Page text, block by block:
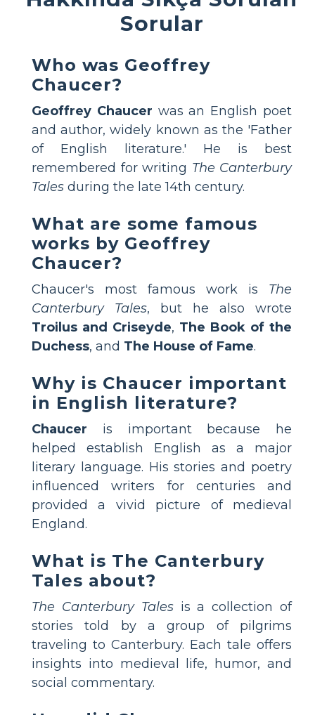
Sorular
Who was Geoffrey
Chaucer?
Geoffrey Chaucer was an English poet
and author, widely known as the 'Father
of English literature.' He is best
remembered for writing The Canterbury
Tales during the late 14th century.
What are some famous
works by Geoffrey
Chaucer?
Chaucer's most famous work is The
Canterbury Tales, but he also wrote
Troilus and Criseyde, The Book of the
Duchess, and The House of Fame.
Why is Chaucer important
in English literature?
Chaucer is important because he
helped establish English as a major
literary language. His stories and poetry
influenced writers for centuries and
provided a vivid picture of medieval
England.
What is The Canterbury
Tales about?
The Canterbury Talesis a collection of
stories told by a group of pilgrims
traveling to Canterbury. Each tale offers
insights into medieval life, humor, and
social commentary.